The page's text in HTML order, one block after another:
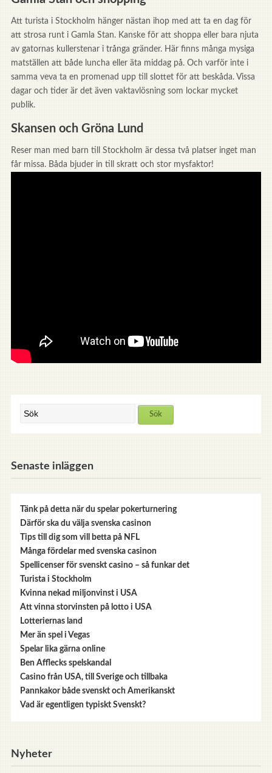
Att turista i Stockholm hänger nästan ihop med att ta en dag för
att strosa runt i Gamla Stan. Kanske för att shoppa eller bara njuta
av gatornas kullerstenar i trånga gränder. Här finns många mysiga
matställen att både luncha eller äta middag på. Och varför inte i
samma veva ta en promenad upp till slottet för att beskåda. Vissa
dagar och tider är det även vaktavlösning som lockar mycket
publik.
Skansen och Gröna Lund
Reser man med barn till Stockholm är dessa två platser inget man
får missa. Båda bjuder in till skratt och stor mysfaktor!
Senaste inläggen
Tänk på detta när du spelar pokerturnering
Därför ska du välja svenska casinon
Tips till dig som vill betta på NFL
Många fördelar med svenska casinon
Spellicenser för svenskt casino – så funkar det
Turista i Stockholm
Kvinna nekad miljonvinst i USA
Att vinna storvinsten på lotto i USA
Lotteriernas land
Mer än spel i Vegas
Spelar lika gärna online
Ben Afflecks spelskandal
Casino från USA, till Sverige och tillbaka
Pannkakor både svenskt och Amerikanskt
Vad är egentligen typiskt Svenskt?
Nyheter